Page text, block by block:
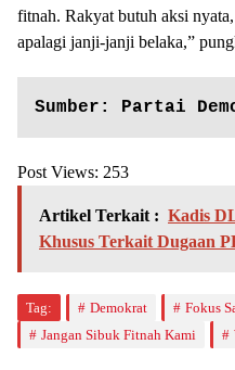
fitnah. Rakyat butuh aksi
apalagi janji-janji belaka,”
Sumber: Partai
Post Views: 253
Artikel Terkait : Kadis
Khusus Terkait Dugaan
Tag: Demokrat
Fokus
Jangan Sibuk Fitnah Kami